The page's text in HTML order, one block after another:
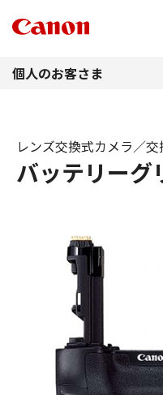
個人のお客さま
バッテリーグ
レンズ交換式カメラ／